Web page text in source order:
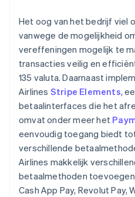
Het oog van het bedrijf viel
vanwege de mogelijkheid
vereffeningen mogelijk te
transacties veilig en
135 valuta. Daarnaast
Airlines Stripe Elements,
betaalinterfaces die het
omvat onder meer het
eenvoudig toegang biedt
verschillende
Airlines makkelijk
betaalmethoden
Cash App Pay, Revolut Pay,